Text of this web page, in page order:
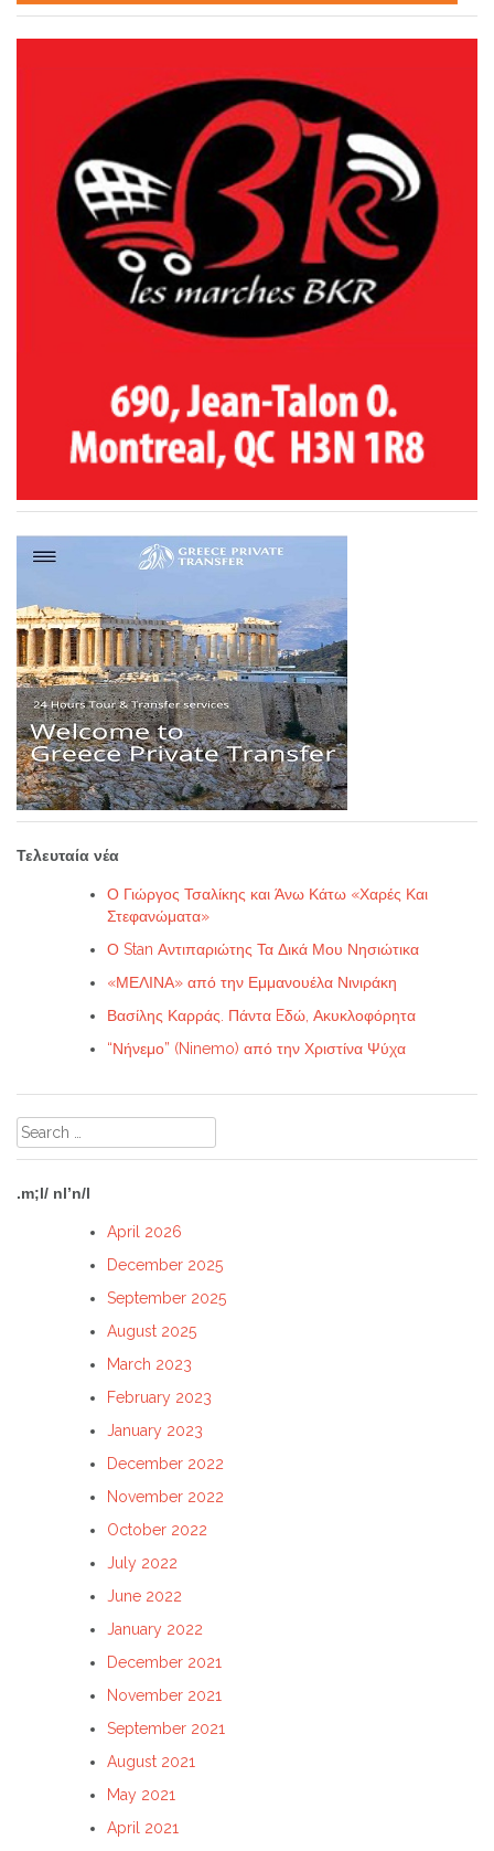
Τελευταία νέα
Ο Γιώργος Τσαλίκης και Άνω Κάτω «Χαρές Και
Στεφανώματα»
Ο Stan Αντιπαριώτης Τα Δικά Μου Νησιώτικα
«ΜΕΛΙΝΑ» από την Εμμανουέλα Νινιράκη
Βασίλης Καρράς. Πάντα Eδώ, Ακυκλοφόρητα
“Νήνεμο” (Ninemo) από την Χριστίνα Ψύχα
Search
for:
.m;l/ nl’n/l
April 2026
December 2025
September 2025
August 2025
March 2023
February 2023
January 2023
December 2022
November 2022
October 2022
July 2022
June 2022
January 2022
December 2021
November 2021
September 2021
August 2021
May 2021
April 2021